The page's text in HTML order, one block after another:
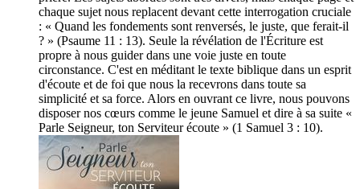
chaque sujet nous replacent devant cette interrogation cruciale
: « Quand les fondements sont renversés, le juste, que ferait-il
? » (Psaume 11 : 13). Seule la révélation de l'Écriture est
propre à nous guider dans une voie juste en toute
circonstance. C'est en méditant le texte biblique dans un esprit
d'écoute et de foi que nous la recevrons dans toute sa
simplicité et sa force. Alors en ouvrant ce livre, nous pouvons
disposer nos cœurs comme le jeune Samuel et dire à sa suite «
Parle Seigneur, ton Serviteur écoute » (1 Samuel 3 : 10).